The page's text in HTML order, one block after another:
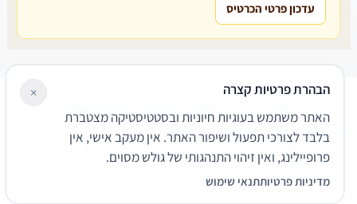
עדכון פרטי הכרטיס
שירותים משפטיים
דרושים צור קשר נגישותפרטיות
תנאי שימוש
© 2026 הפירמה. כל הזכויות שמורות.
הבהרת פרטיות קצרה
האתר משתמש בעוגיות חיוניות ובסטטיסטיקה מצטברת
בלבד לצורכי תפעול ושיפור האתר. אין מעקב אישי, אין
פרופיילינג, ואין זיהוי התנהגותי של גולש מסוים.
מדיניות פרטיותתנאי שימוש
×